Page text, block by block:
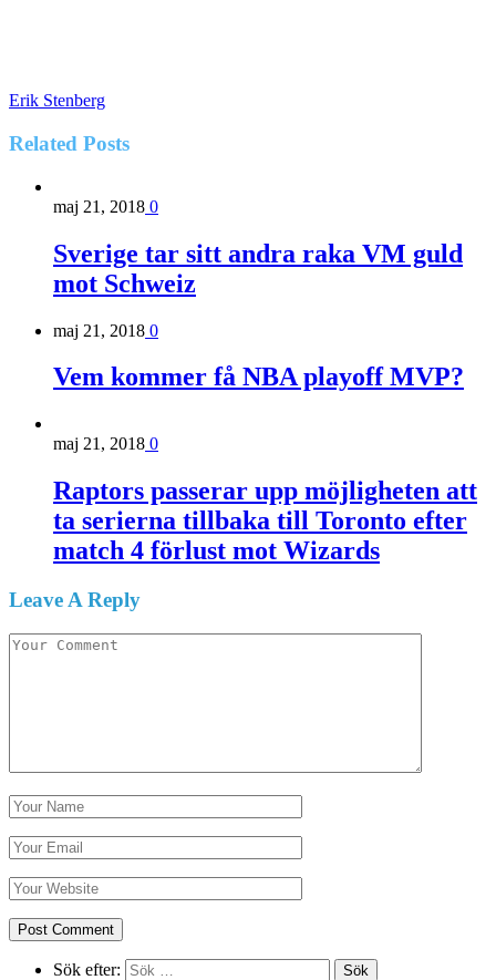
Erik Stenberg
Related Posts
maj 21, 2018 0
Sverige tar sitt andra raka VM guld
mot Schweiz
maj 21, 2018 0
Vem kommer få NBA playoff MVP?
maj 21, 2018 0
Raptors passerar upp möjligheten att
ta serierna tillbaka till Toronto efter
match 4 förlust mot Wizards
Leave A Reply
Sök efter: